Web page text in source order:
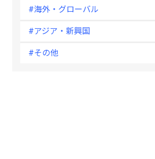
#海外・グローバル
#アジア・新興国
#その他